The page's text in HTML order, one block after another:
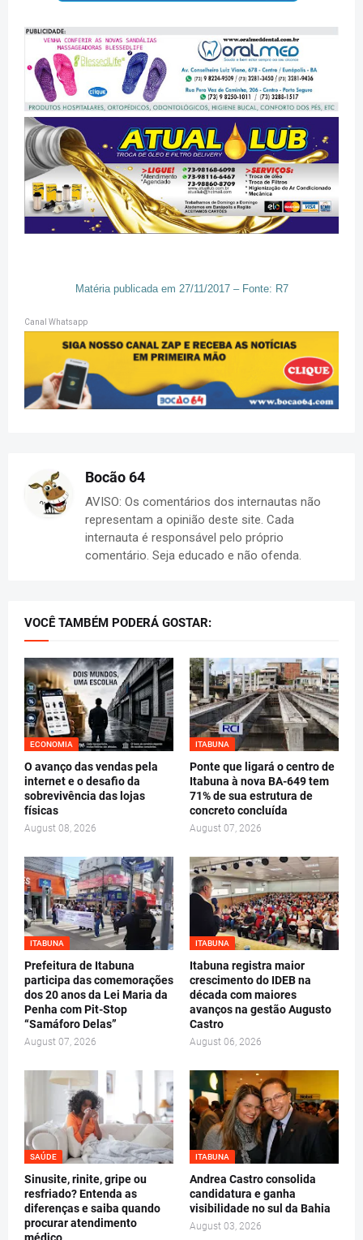
Matéria publicada em 27/11/2017 – Fonte: R7
Canal Whatsapp
Bocão 64
AVISO: Os comentários dos internautas não
representam a opinião deste site. Cada
internauta é responsável pelo próprio
comentário. Seja educado e não ofenda.
VOCÊ TAMBÉM PODERÁ GOSTAR:
ECONOMIA
O avanço das vendas pela
internet e o desafio da
sobrevivência das lojas
físicas
August 08, 2026
ITABUNA
Ponte que ligará o centro de
Itabuna à nova BA-649 tem
71% de sua estrutura de
concreto concluída
August 07, 2026
ITABUNA
Prefeitura de Itabuna
participa das comemorações
dos 20 anos da Lei Maria da
Penha com Pit-Stop
“Samáforo Delas”
August 07, 2026
ITABUNA
Itabuna registra maior
crescimento do IDEB na
década com maiores
avanços na gestão Augusto
Castro
August 06, 2026
SAÚDE
Sinusite, rinite, gripe ou
resfriado? Entenda as
diferenças e saiba quando
procurar atendimento
médico
ITABUNA
Andrea Castro consolida
candidatura e ganha
visibilidade no sul da Bahia
August 03, 2026